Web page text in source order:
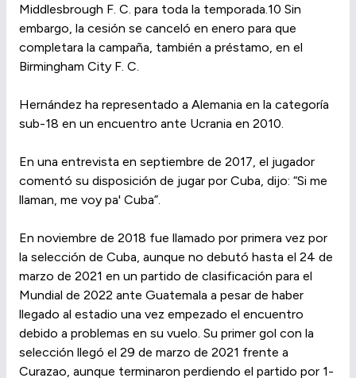
Middlesbrough F. C. para toda la temporada.10​ Sin
embargo, la cesión se canceló en enero para que
completara la campaña, también a préstamo, en el
Birmingham City F. C.
Hernández ha representado a Alemania en la categoría
sub-18 en un encuentro ante Ucrania en 2010.
En una entrevista en septiembre de 2017, el jugador
comentó su disposición de jugar por Cuba, dijo: “Si me
llaman, me voy pa' Cuba”.
En noviembre de 2018 fue llamado por primera vez por
la selección de Cuba,​ aunque no debutó hasta el 24 de
marzo de 2021 en un partido de clasificación para el
Mundial de 2022 ante Guatemala a pesar de haber
llegado al estadio una vez empezado el encuentro
debido a problemas en su vuelo.​ Su primer gol con la
selección llegó el 29 de marzo de 2021 frente a
Curazao, aunque terminaron perdiendo el partido por 1-